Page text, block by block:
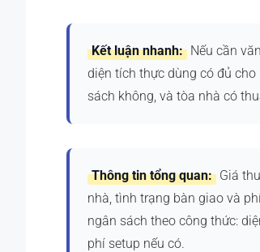
Kết luận nhanh: Nếu cần
diện tích thực dùng có đủ
sách không, và tòa nhà có
Thông tin tổng quan: Giá
nhà, tình trạng bàn giao và
ngân sách theo công thức:
phí setup nếu có.